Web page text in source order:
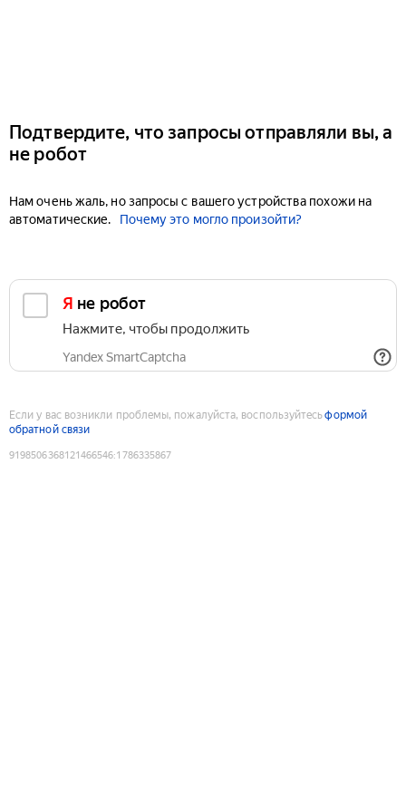
Подтвердите, что запросы отправляли вы, а
не робот
Нам очень жаль, но запросы с вашего устройства похожи на
автоматические.
Почему это могло произойти?
Я не робот
Нажмите, чтобы продолжить
Yandex SmartCaptcha
Если у вас возникли проблемы, пожалуйста, воспользуйтесьформой
обратной связи
9198506368121466546:1786335867